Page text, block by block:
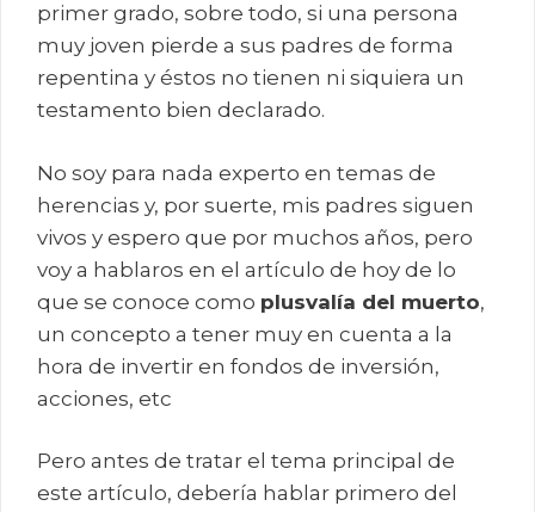
primer grado, sobre todo, si una persona
muy joven pierde a sus padres de forma
repentina y éstos no tienen ni siquiera un
testamento bien declarado.
No soy para nada experto en temas de
herencias y, por suerte, mis padres siguen
vivos y espero que por muchos años, pero
voy a hablaros en el artículo de hoy de lo
que se conoce como plusvalía del muerto,
un concepto a tener muy en cuenta a la
hora de invertir en fondos de inversión,
acciones, etc
Pero antes de tratar el tema principal de
este artículo, debería hablar primero del